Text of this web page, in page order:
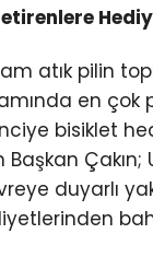
atık pilin
en çok
bisiklet
Çakın;
duyarlı